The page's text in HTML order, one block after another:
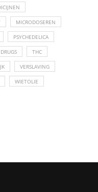
MICRODOSEREN
PSYCHEDELICA
THC
VERSLAVING
WIETOLIE